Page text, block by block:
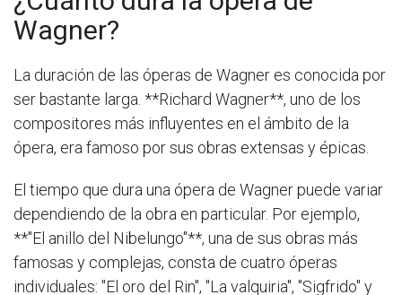
Wagner?
La duración de las óperas de Wagner es conocida por
ser bastante larga. **Richard Wagner**, uno de los
compositores más influyentes en el ámbito de la
ópera, era famoso por sus obras extensas y épicas.
El tiempo que dura una ópera de Wagner puede variar
dependiendo de la obra en particular. Por ejemplo,
**"El anillo del Nibelungo"**, una de sus obras más
famosas y complejas, consta de cuatro óperas
individuales: "El oro del Rin", "La valquiria", "Sigfrido" y